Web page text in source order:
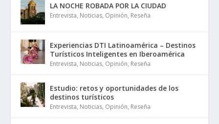
LA NOCHE ROBADA POR LA CIUDAD
Entrevista, Noticias, Opinión, Reseña
Experiencias DTI Latinoamérica – Destinos
Turísticos Inteligentes en Iberoamérica
Entrevista, Noticias, Opinión, Reseña
Estudio: retos y oportunidades de los
destinos turísticos
Entrevista, Noticias, Opinión, Reseña